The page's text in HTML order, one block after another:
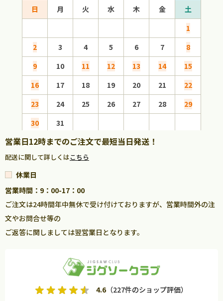
日 月 火 水 木 金
土
1
2
3 4 5 6 7
8
9
10 11 12 13 14
15
16
17 18 19 20 21
22
23
24 25 26 27 28
29
30
31
営業日12時までのご注文で最短当日発送！
配送に関して詳しくはこちら
休業日
営業時間：9：00-17：00
ご注文は24時間年中無休で受け付けておりますが、営業時間外の注
文やお問合せ等の
ご返答に関しましては翌営業日となります。
4.6 （227件のショップ評価）